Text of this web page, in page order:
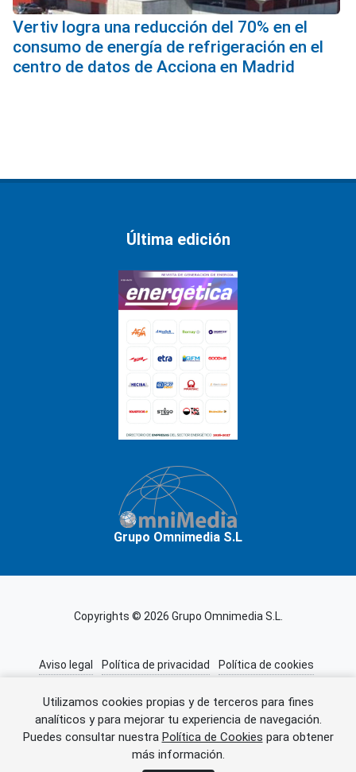
Utilizamos cookies propias y de terceros para fines
analíticos y para mejorar tu experiencia de navegación.
Puedes consultar nuestra Política de Cookies para obtener
más información.
Vertiv logra una reducción del 70% en el
consumo de energía de refrigeración en el
centro de datos de Acciona en Madrid
Error al cargar el anuncio.
Última edición
Grupo Omnimedia S.L
Copyrights © 2026 Grupo Omnimedia S.L.
Aviso legal Política de privacidad
Política de cookies